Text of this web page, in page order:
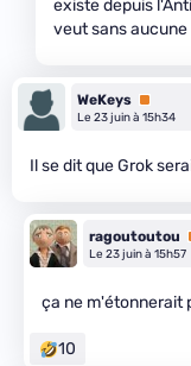
existe depuis
veut sans
WeKeys Premium
Le 23 juin à 15h34
Il se dit que Grok
ragoutoutou
Le 23 juin à 15h57
ça ne m'étonnerait
10